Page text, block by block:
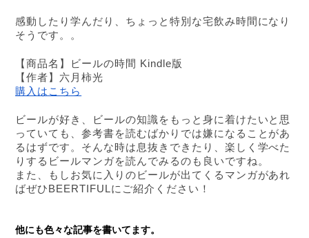
感動したり学んだり、ちょっと特別な宅飲み時間になり
そうです。。
【商品名】ビールの時間 Kindle版
【作者】六月柿光
購入はこちら
ビールが好き、ビールの知識をもっと身に着けたいと思
っていても、参考書を読むばかりでは嫌になることがあ
るはずです。そんな時は息抜きできたり、楽しく学べた
りするビールマンガを読んでみるのも良いですね。
また、もしお気に入りのビールが出てくるマンガがあれ
ばぜひBEERTIFULにご紹介ください！
他にも色々な記事を書いてます。